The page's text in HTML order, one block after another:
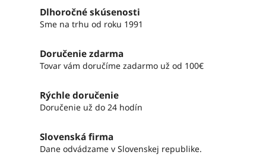
Dlhoročné skúsenosti
Sme na trhu od roku 1991
Doručenie zdarma
Tovar vám doručíme zadarmo už od 100€
Rýchle doručenie
Doručenie už do 24 hodín
Slovenská firma
Dane odvádzame v Slovenskej republike.